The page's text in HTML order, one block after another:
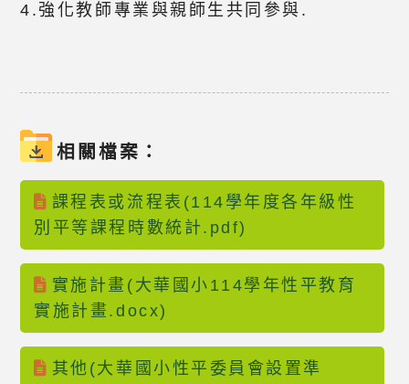
4.強化教師專業與親師生共同參與.
相關檔案：
課程表或流程表(114學年度各年級性
別平等課程時數統計.pdf)
實施計畫(大華國小114學年性平教育
實施計畫.docx)
其他(大華國小性平委員會設置準